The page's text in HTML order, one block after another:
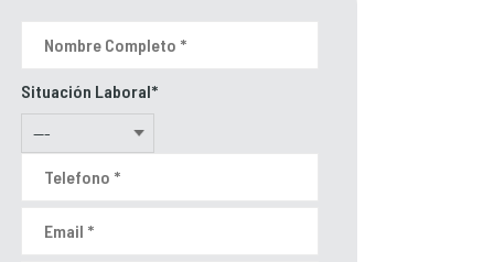
Situación Laboral*